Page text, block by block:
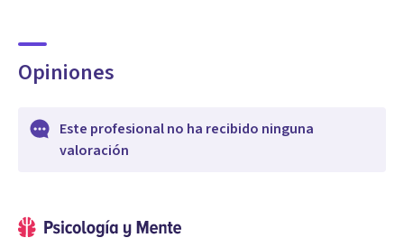
Opiniones
Este profesional no ha recibido ninguna
valoración